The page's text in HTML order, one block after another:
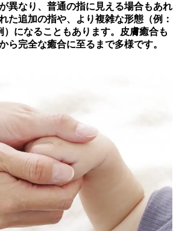
異なり、普通の指に見える場合もあれ
た追加の指や、より複雑な形態（例：
）になることもあります。皮膚癒合も
ら完全な癒合に至るまで多様です。